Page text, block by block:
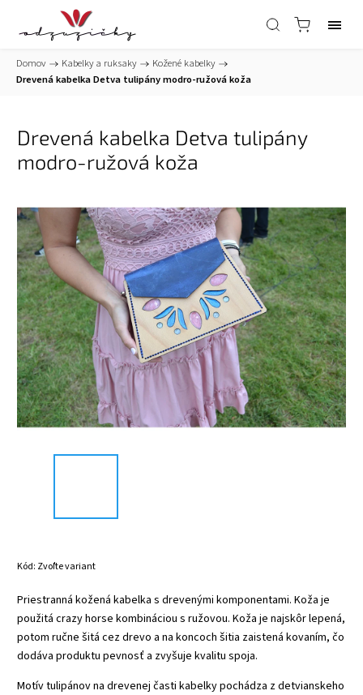
Domov / Kabelky a ruksaky / Kožené kabelky /
Drevená kabelka Detva tulipány modro-ružová koža
Drevená kabelka Detva tulipány
modro-ružová koža
Kód: Zvoľte variant
Priestranná kožená kabelka s drevenými komponentami. Koža je
použitá crazy horse kombináciou s ružovou. Koža je najskôr lepená,
potom ručne šitá cez drevo a na koncoch šitia zaistená kovaním, čo
dodáva produktu pevnosť a zvyšuje kvalitu spoja.
Motív tulipánov na drevenej časti kabelky pochádza z detvianskeho